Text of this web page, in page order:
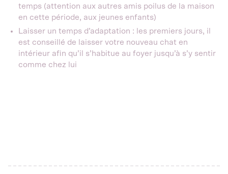
temps (attention aux autres amis poilus de la maison
en cette période, aux jeunes enfants)
Laisser un temps d’adaptation : les premiers jours, il
est conseillé de laisser votre nouveau chat en
intérieur afin qu’il s’habitue au foyer jusqu’à s’y sentir
comme chez lui